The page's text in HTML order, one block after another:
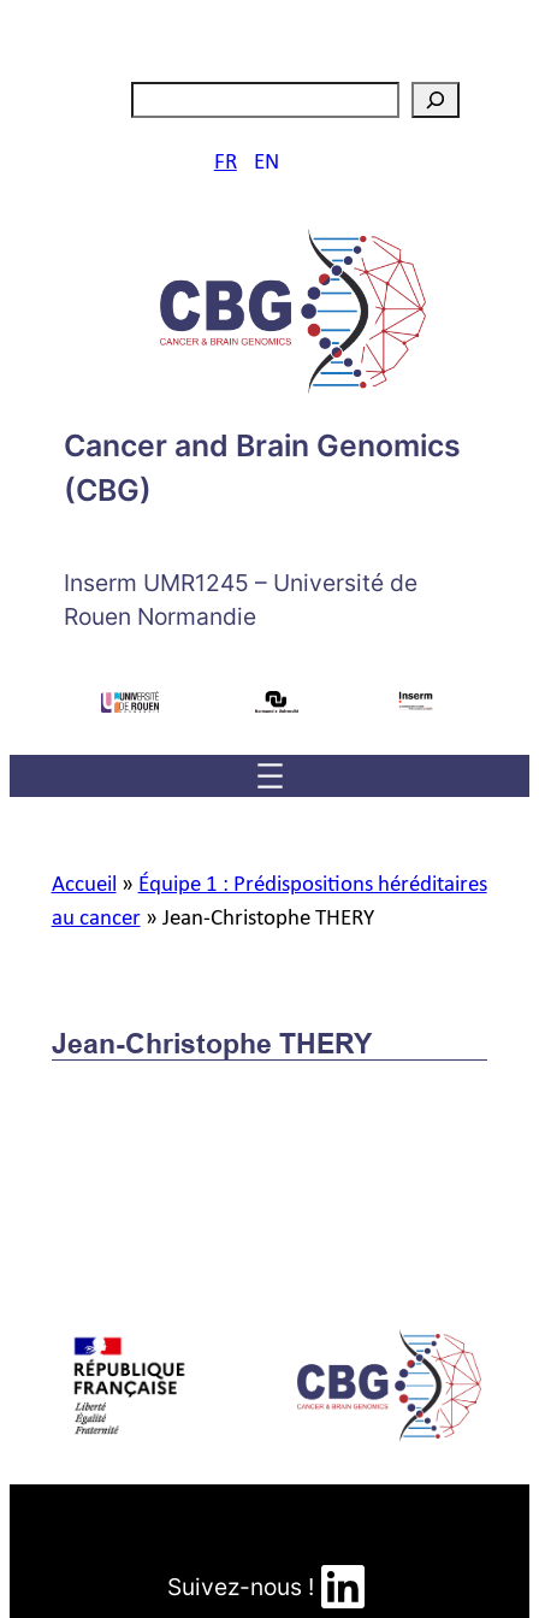
FR EN
Cancer and Brain Genomics
(CBG)
Inserm UMR1245 – Université de
Rouen Normandie
Accueil » Équipe 1 : Prédispositions héréditaires
au cancer» Jean-Christophe THERY
Jean-Christophe THERY
Suivez-nous ! LinkedIn